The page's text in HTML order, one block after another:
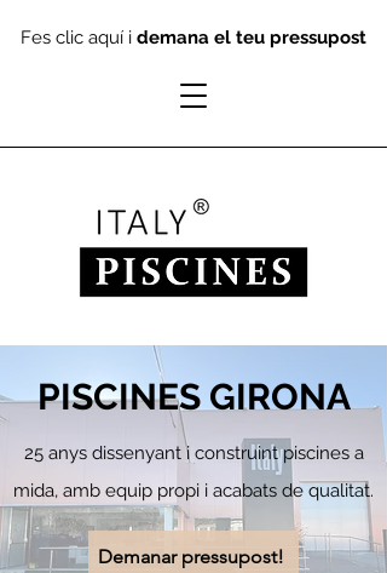
Fes clic aquí i demana el teu pressupost
PISCINES GIRONA
25 anys dissenyant i construint piscines a
mida, amb equip propi i acabats de qualitat.
Demanar pressupost!